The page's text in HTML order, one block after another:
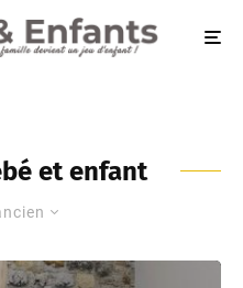
et enfant